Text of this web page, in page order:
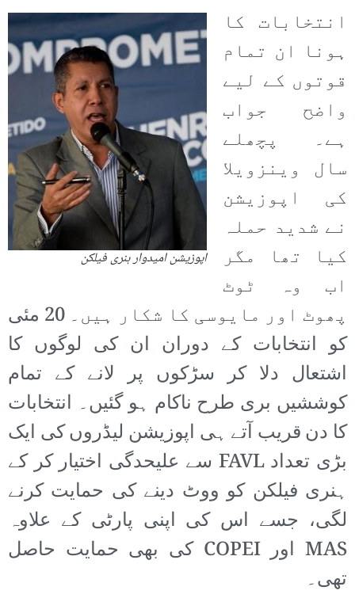
اپوزیشن امیدوار ہنری فیلکن
انتخابات کا
ہونا ان تمام
قوتوں کے لیے
واضح جواب
ہے۔ پچھلے
سال وینزویلا
کی اپوزیشن
نے شدید حملہ
کیا تھا مگر
اب وہ ٹوٹ
پھوٹ اور مایوسی کا شکار ہیں۔ 20 مئی
کو انتخابات کے دوران ان کی لوگوں کا
اشتعال دلا کر سڑکوں پر لانے کے تمام
کوششیں بری طرح ناکام ہو گئیں۔ انتخابات
کا دن قریب آتے ہی اپوزیشن لیڈروں کی ایک
بڑی تعداد FAVL سے علیحدگی اختیار کر کے
ہنری فیلکن کو ووٹ دینے کی حمایت کرنے
لگی، جسے اس کی اپنی پارٹی کے علاوہ
MAS اور COPEI کی بھی حمایت حاصل
تھی۔